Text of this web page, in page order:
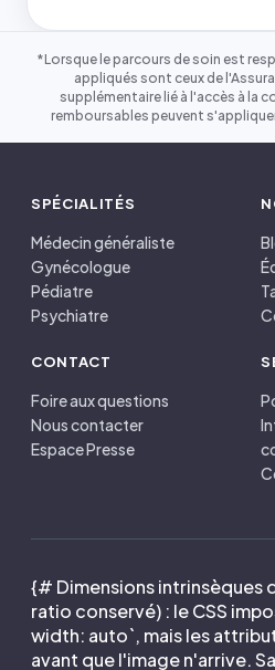
*Lorsque le parcours de soin est
appliqués sont ceux de
supplémentaire lié à l'accès à la
remboursables peuvent
SPÉCIALITÉS
Médecin généraliste
Gynécologue
Pédiatre
Psychiatre
CONTACT
Foire aux questions
Nous contacter
Espace Presse
{# Dimensions intrinsèques
ratio conservé) : le CSS
width: auto`, mais les
avant que l'image n'arrive.